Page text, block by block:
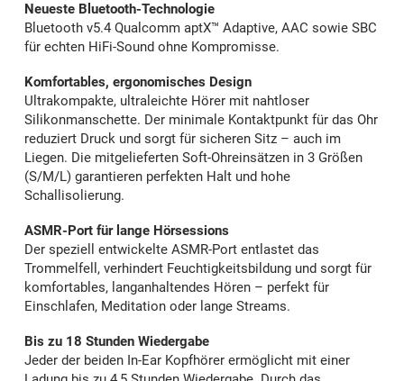
Neueste Bluetooth-Technologie
Bluetooth v5.4 Qualcomm aptX™ Adaptive, AAC sowie SBC
für echten HiFi-Sound ohne Kompromisse.
Komfortables, ergonomisches Design
Ultrakompakte, ultraleichte Hörer mit nahtloser
Silikonmanschette. Der minimale Kontaktpunkt für das Ohr
reduziert Druck und sorgt für sicheren Sitz – auch im
Liegen. Die mitgelieferten Soft-Ohreinsätzen in 3 Größen
(S/M/L) garantieren perfekten Halt und hohe
Schallisolierung.
ASMR-Port für lange Hörsessions
Der speziell entwickelte ASMR-Port entlastet das
Trommelfell, verhindert Feuchtigkeitsbildung und sorgt für
komfortables, langanhaltendes Hören – perfekt für
Einschlafen, Meditation oder lange Streams.
Bis zu 18 Stunden Wiedergabe
Jeder der beiden In-Ear Kopfhörer ermöglicht mit einer